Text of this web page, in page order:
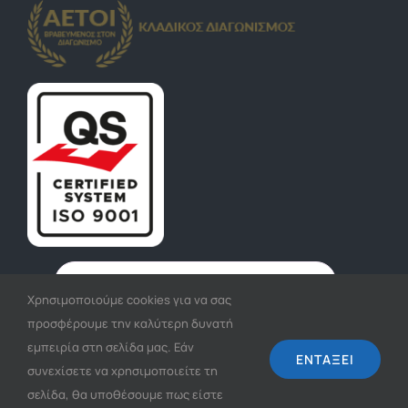
ΕΓΓΡΑΦΉ
Χρησιμοποιούμε cookies για να σας
προσφέρουμε την καλύτερη δυνατή
εμπειρία στη σελίδα μας. Εάν
συνεχίσετε να χρησιμοποιείτε τη
σελίδα, θα υποθέσουμε πως είστε
ΕΝΤΆΞΕΙ